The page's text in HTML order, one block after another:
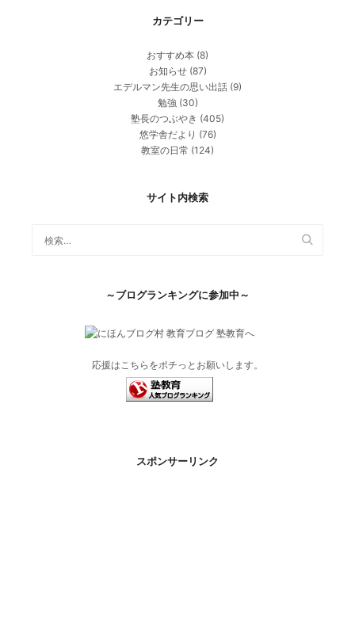
カテゴリー
おすすめ本 (8)
お知らせ(87)
エデルマン先生の思い出話 (9)
勉強 (30)
塾長のつぶやき (405)
悠学舎だより (76)
教室の日常 (124)
サイト内検索
～ブログランキングに参加中～
応援はこちらをポチっとお願いします。
スポンサーリンク